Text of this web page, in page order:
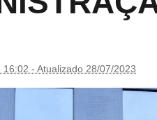
- Atualizado 28/07/2023